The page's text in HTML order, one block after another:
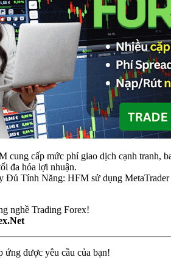
cung cấp mức phí giao dịch cạnh tranh,
đa hóa lợi nhuận.
Đủ Tính Năng: HFM sử dụng MetaTrader
nghề Trading Forex!
ứng được yêu cầu của bạn!